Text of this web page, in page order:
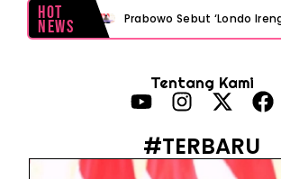
Hot
News
Tentang Kami
#TERBARU